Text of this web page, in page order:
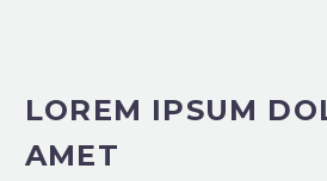
LOREM IPSUM
AMET